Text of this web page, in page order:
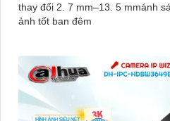
thay đổi 2. 7 mm–13. 5 mmánh
ảnh tốt ban đêm